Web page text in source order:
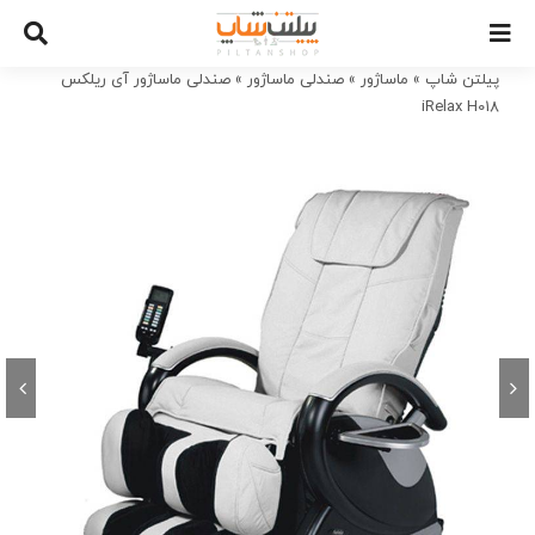
contentپیلتن شاپ » ماساژور » صندلی ماساژور » صندلی ماساژور آی ریلکس
iRelax H018